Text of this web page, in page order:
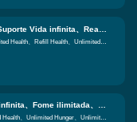
Stonemachia trainer - supports Unlimited Health、Refill Health、Unlimited Mana
Solarpunk trainer - supports Unlimited Health、Unlimited Hunger、Unlimited Thirst